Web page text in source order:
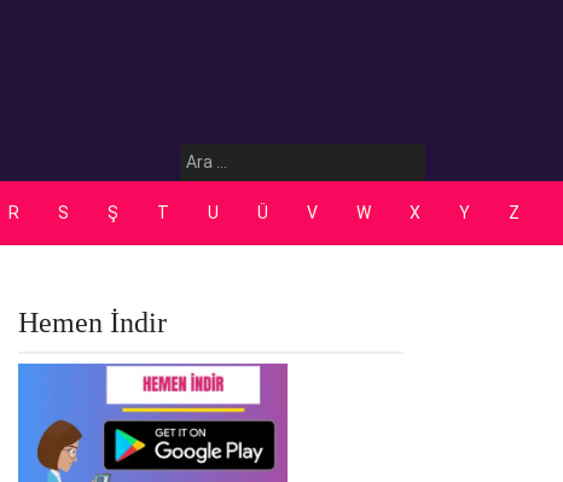
Arama:
R S Ş T U Ü V W X Y Z
Hemen İndir